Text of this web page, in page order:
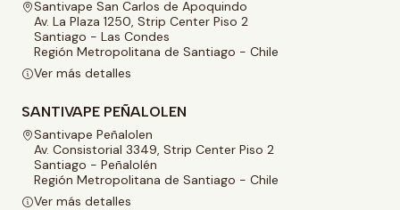
Santivape San Carlos de Apoquindo
Av. La Plaza 1250, Strip Center Piso 2
Santiago - Las Condes
Región Metropolitana de Santiago - Chile
Ver más detalles
SANTIVAPE PEÑALOLEN
Santivape Peñalolen
Av. Consistorial 3349, Strip Center Piso 2
Santiago - Peñalolén
Región Metropolitana de Santiago - Chile
Ver más detalles